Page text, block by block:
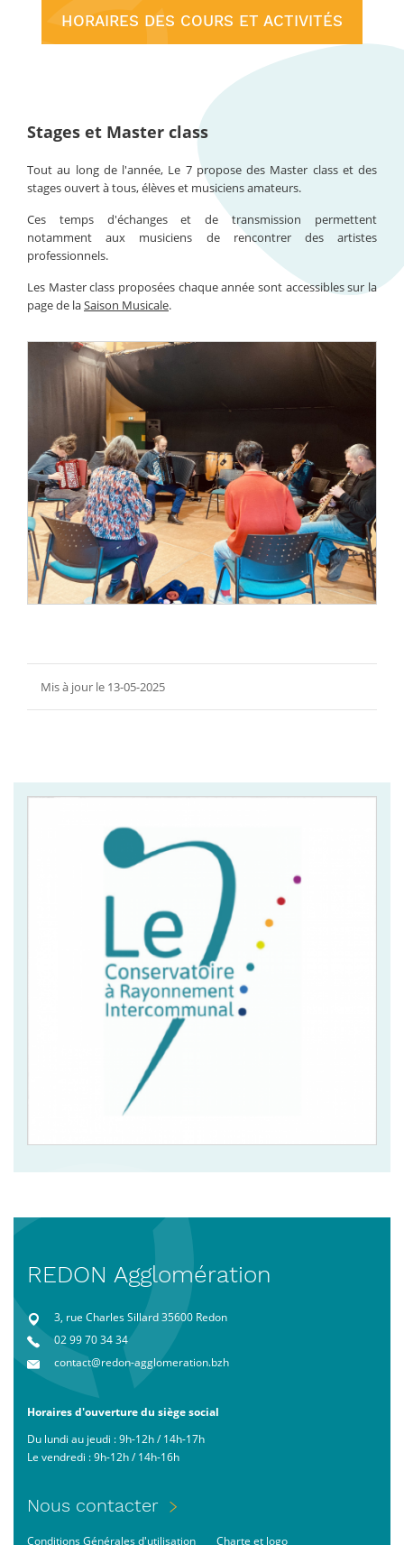
HORAIRES DES COURS ET ACTIVITÉS
Stages et Master class
Tout au long de l'année, Le 7 propose des Master class et des
stages ouvert à tous, élèves et musiciens amateurs.
Ces temps d'échanges et de transmission permettent
notamment aux musiciens de rencontrer des artistes
professionnels.
Les Master class proposées chaque année sont accessibles sur la
page de laSaison Musicale.
Mis à jour le 13-05-2025
REDON Agglomération
3, rue Charles Sillard 35600 Redon
02 99 70 34 34
contact@redon-agglomeration.bzh
Horaires d'ouverture du siège social
Du lundi au jeudi : 9h-12h / 14h-17h
Le vendredi : 9h-12h / 14h-16h
Menu
Nous contacter
Conditions Générales d'utilisation Charte et logo